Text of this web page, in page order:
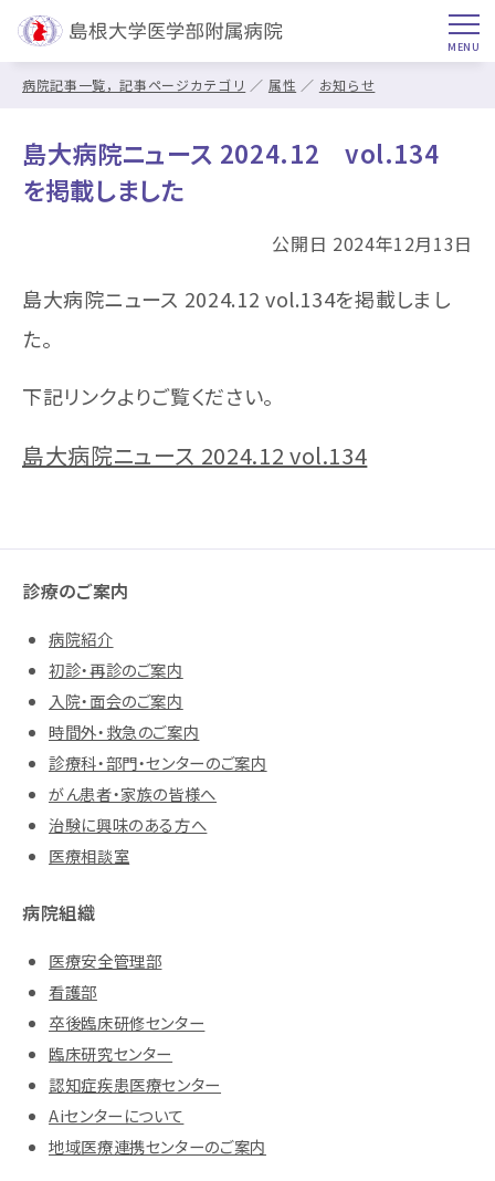
病院記事一覧，記事ページカテゴリ 属性 お知らせ
島大病院ニュース 2024.12 vol.134
を掲載しました
公開日 2024年12月13日
島大病院ニュース 2024.12 vol.134を掲載しまし
た。
下記リンクよりご覧ください。
島大病院ニュース 2024.12 vol.134
診療のご案内
病院紹介
初診・再診のご案内
入院・面会のご案内
時間外・救急のご案内
診療科・部門・センターのご案内
がん患者・家族の皆様へ
治験に興味のある方へ
医療相談室
病院組織
医療安全管理部
看護部
卒後臨床研修センター
臨床研究センター
認知症疾患医療センター
Aiセンターについて
地域医療連携センターのご案内